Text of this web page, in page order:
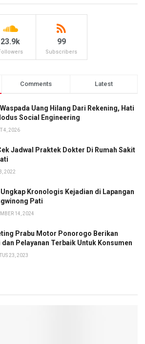
23.9k 99
Subscribers
Comments Latest
Uang Hilang Dari Rekening, Hati
Social Engineering
4, 2026
Jadwal Praktek Dokter Di Rumah Sakit
2022
Kronologis Kejadian di Lapangan
Pati
14, 2024
Prabu Motor Ponorogo Berikan
Pelayanan Terbaik Untuk Konsumen
23, 2023